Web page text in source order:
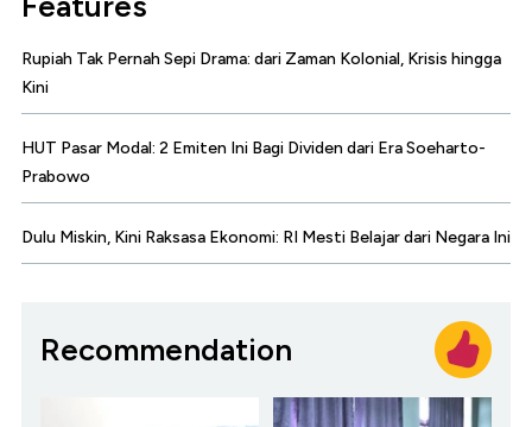
Rupiah Tak Pernah Sepi Drama: dari Zaman Kolonial, Krisis hingga
Kini
HUT Pasar Modal: 2 Emiten Ini Bagi Dividen dari Era Soeharto-
Prabowo
Dulu Miskin, Kini Raksasa Ekonomi: RI Mesti Belajar dari Negara Ini
Recommendation